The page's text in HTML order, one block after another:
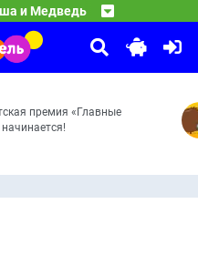
и Медведь
кто в сапогах — Грязное
тут самый-самый? —
— Молочное пари — Аноним
премия «Главные